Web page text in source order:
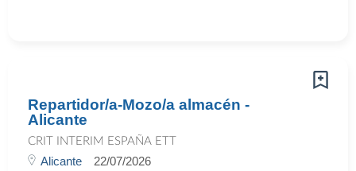
Repartidor/a-Mozo/a almacén -
Alicante
CRIT INTERIM ESPAÑA ETT
Alicante 22/07/2026